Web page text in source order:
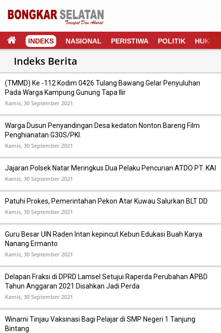
INDEKS NASIONAL PERISTIWA POLITIK HUKUM
(TMMD) Ke -112 Kodim 0426 Tulang Bawang Gelar Penyuluhan
Pada Warga Kampung Gunung Tapa Ilir
Kamis, 30 September 2021
Warga Dusun Penyandingan Desa kedaton Nonton Bareng Film
Penghianatan G30S/PKI.
Kamis, 30 September 2021
Jajaran Polsek Natar Meringkus Dua Pelaku Pencurian ATDO PT. KAI
Kamis, 30 September 2021
Patuhi Prokes, Pemerintahan Pekon Atar Kuwau Salurkan BLT DD
Kamis, 30 September 2021
Guru Besar UIN Raden Intan kepincut Kebun Edukasi Buah Karya
Nanang Ermanto
Kamis, 30 September 2021
Delapan Fraksi di DPRD Lamsel Setujui Raperda Perubahan APBD
Tahun Anggaran 2021 Disahkan Jadi Perda
Kamis, 30 September 2021
Winarni Tinjau Vaksinasi Bagi Pelajar di SMP Negeri 1 Tanjung
Bintang